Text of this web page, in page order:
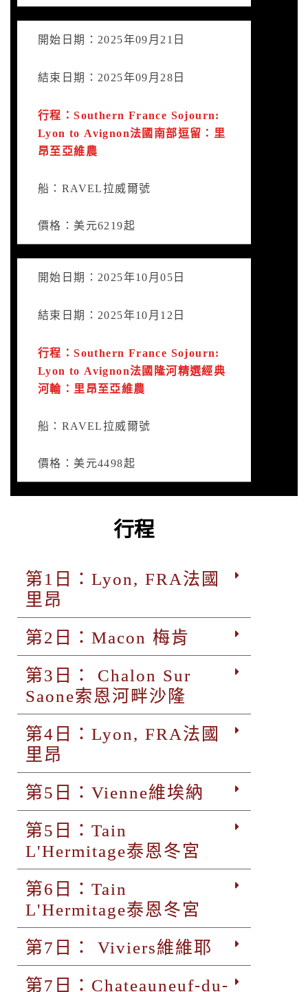
開始日期：2025年09月21日
結束日期：2025年09月28日
行程：Southern France Sojourn:
Lyon to Avignon法國南部逗留：里
昂至亞維農
船：RAVEL拉威爾號
價格：美元6219起
開始日期：2025年10月05日
結束日期：2025年10月12日
行程：Southern France Sojourn:
Lyon to Avignon法國隆河精選經典
河輪：里昂至亞維農
船：RAVEL拉威爾號
價格：美元4498起
行程
第1日：Lyon, FRA法國
里昂
第2日：Macon 梅肯
第3日： Chalon Sur
Saone索恩河畔沙隆
第4日：Lyon, FRA法國
里昂
第5日：Vienne維埃納
第5日：Tain
L'Hermitage泰恩冬宮
第6日：Tain
L'Hermitage泰恩冬宮
第7日： Viviers維維耶
第7日：Chateauneuf-du-